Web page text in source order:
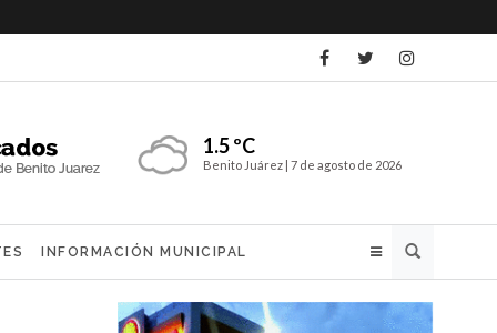
1.5 ºC
Benito Juárez | 7 de agosto de 2026
INFORMACIÓN MUNICIPAL